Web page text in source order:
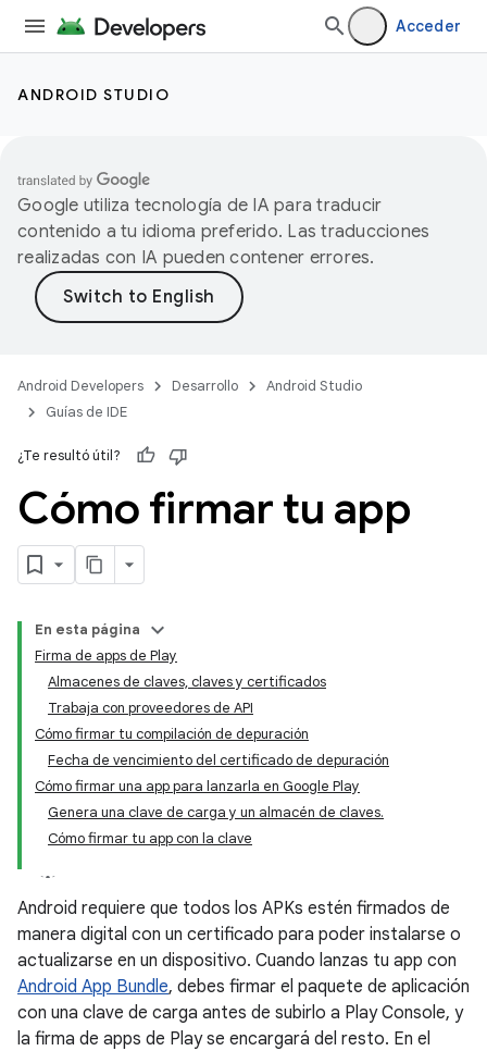
Acceder
ANDROID STUDIO
Google utiliza tecnología de IA para traducir
contenido a tu idioma preferido. Las traducciones
realizadas con IA pueden contener errores.
Android Developers Desarrollo
Android Studio
Guías de IDE
¿Te resultó útil?
Cómo firmar tu app
En esta página
Firma de apps de Play
Almacenes de claves, claves y certificados
Trabaja con proveedores de API
Cómo firmar tu compilación de depuración
Fecha de vencimiento del certificado de depuración
Cómo firmar una app para lanzarla en Google Play
Genera una clave de carga y un almacén de claves.
Cómo firmar tu app con la clave
Android requiere que todos los APKs estén firmados de
manera digital con un certificado para poder instalarse o
actualizarse en un dispositivo. Cuando lanzas tu app con
Android App Bundle, debes firmar el paquete de aplicación
con una clave de carga antes de subirlo a Play Console, y
la firma de apps de Play se encargará del resto. En el